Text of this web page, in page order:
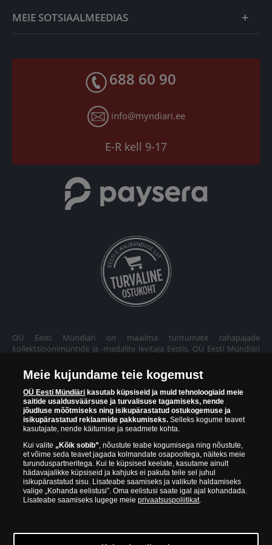
Toodete kohaletoimetamine
MEIE SOTSIAALMEEDIAS
Facebook
688 60 90
info@myndiari.ee
E-R kell 9-17
OÜ Eesti Mündiäri on maailma tuntumate rahapajade
kollektsioonimüntide ja -medalite levitaja Eestis. OÜ Eesti Mündiäri
Euroopa ühel suuremal mündilevitajate grupil "Samlerhuset
Group" on allüksused 14 Euroopa riigis. Ettevõtete grupile kuulub
Norra vanim, endine riiklik rahapaja, mis tegutseb alates 1686.
aastast. Norra mündikoda valmistab mõningaid ametlikke Norra ja
teiste riikide münte ning vermib igal aastal ka Nobeli rahupreemia
OÜ Eesti Mündiäri spetsialistid täiendavad pidevalt oma teadmisi,
külastades näitusi ja oksjoneid kogu maailmas. Tänu sellele pakub
ettevõte oma klientidele ainult kõrgeima kvaliteediga tooteid.
Meie kujundame teie kogemust
OÜ Eesti Mündiäri kasutab küpsiseid ja muid tehnoloogiaid meie
saitide usaldusväärsuse ja turvalisuse tagamiseks, nende
jõudluse mõõtmiseks ning isikupärastatud ostukogemuse ja
isikupärastatud reklaamide pakkumiseks. Selleks kogume teavet
kasutajate, nende käitumise ja seadmete kohta.
Kui valite „Kõik sobib”, nõustute teabe kogumisega ning nõustute,
et võime seda teavet jagada kolmandate osapooltega, näiteks meie
turunduspartneritega. Kui te küpsised keelate, kasutame ainult
hädavajalikke küpsiseid ja kahjuks ei pakuta teile sel juhul
isikupärastatud sisu. Lisateabe saamiseks ja valikute haldamiseks
valige „Kohanda eelistusi”. Oma eelistusi saate igal ajal kohandada.
Lisateabe saamiseks lugege meieprivaatsuspoliitikat.